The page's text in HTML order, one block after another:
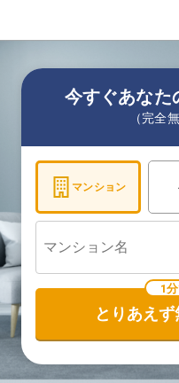
今すぐあなた
（完全
マンション
1
とりあえ